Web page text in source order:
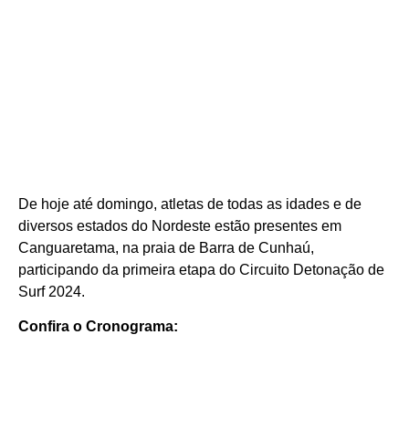
De hoje até domingo, atletas de todas as idades e de
diversos estados do Nordeste estão presentes em
Canguaretama, na praia de Barra de Cunhaú,
participando da primeira etapa do Circuito Detonação de
Surf 2024.
Confira o Cronograma: